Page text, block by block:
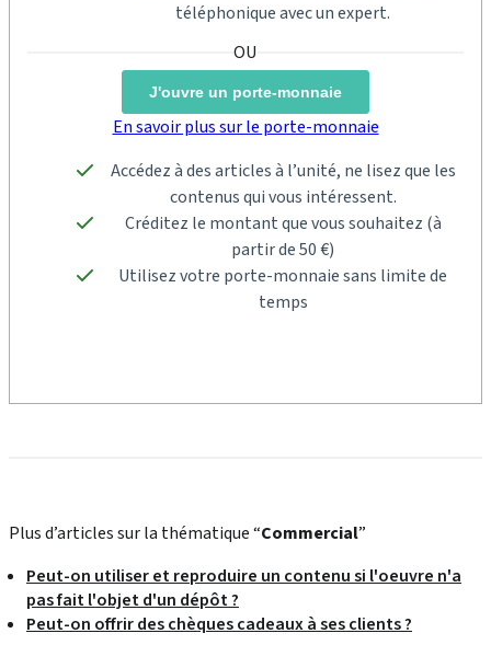
téléphonique avec un expert.
J'ouvre un porte-monnaie
En savoir plus sur le porte-monnaie
Accédez à des articles à l’unité, ne lisez que les
contenus qui vous intéressent.
Créditez le montant que vous souhaitez (à
partir de 50 €)
Utilisez votre porte-monnaie sans limite de
temps
Plus d’articles sur la thématique “Commercial”
Peut-on utiliser et reproduire un contenu si l'oeuvre n'a
pas fait l'objet d'un dépôt ?
Peut-on offrir des chèques cadeaux à ses clients ?